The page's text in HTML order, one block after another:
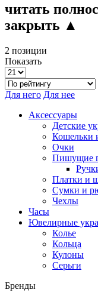
читать
закрыть ▲
2 позиции
Показать
Для него Для нее
Аксессуары
Детские
Кошельки
Очки
Пишущие
Платки и
Сумки и
Чехлы
Часы
Ювелирные
Колье
Кольца
Кулоны
Серьги
Бренды